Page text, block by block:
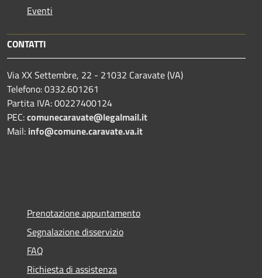
Eventi
CONTATTI
Via XX Settembre, 22 - 21032 Caravate (VA)
Telefono: 0332.601261
Partita IVA: 00227400124
PEC:comunecaravate@legalmail.it
Mail: info@comune.caravate.va.it
Prenotazione appuntamento
Segnalazione disservizio
FAQ
Richiesta di assistenza